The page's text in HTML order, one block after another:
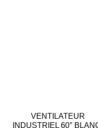
VENTILATEUR
INDUSTRIEL 60″